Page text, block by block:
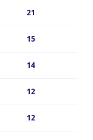
21
15
14
12
12